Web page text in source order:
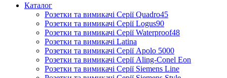
Каталог
Розетки та вимикачі Серії Quadro45
Розетки та вимикачі Серії Logus90
Розетки та вимикачі Серії Waterproof48
Розетки та вимикачі Latina
Розетки та вимикачі Серії Apolo 5000
Розетки та вимикачі Серії Aling-Conel Eon
Розетки та вимикачі Серії Siemens Line